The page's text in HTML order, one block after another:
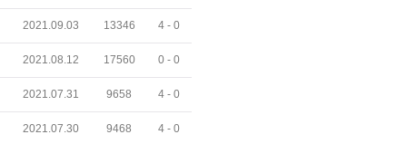
2021.09.03 13346 4 - 0
2021.08.12 17560 0 - 0
2021.07.31 9658 4 - 0
2021.07.30 9468 4 - 0